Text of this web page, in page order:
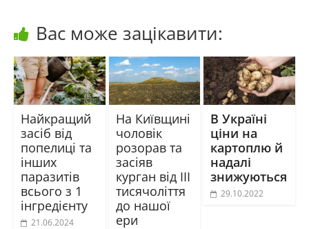
Вас може зацікавити:
Найкращий
засіб від
попелиці та
інших
паразитів
всього з 1
інгредієнту
21.06.2024
На Київщині
чоловік
розорав та
засіяв
курган від III
тисячоліття
до нашої
ери
В Україні
ціни на
картоплю й
надалі
знижуються
29.10.2022